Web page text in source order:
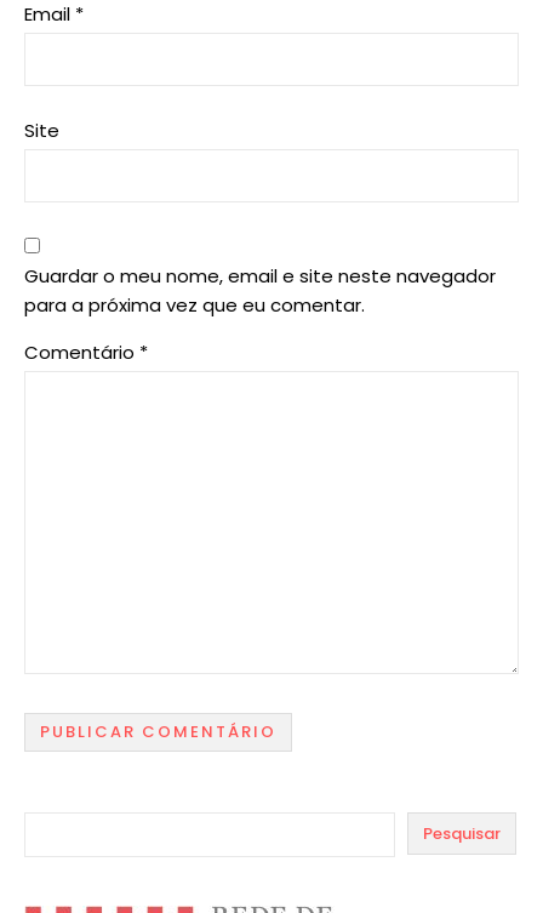
Email *
Site
Guardar o meu nome, email e site neste navegador
para a próxima vez que eu comentar.
Comentário *
Pesquisar